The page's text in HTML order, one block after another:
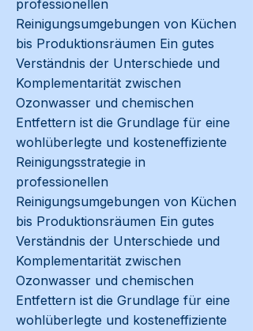
professionellen
Reinigungsumgebungen von Küchen
bis Produktionsräumen Ein gutes
Verständnis der Unterschiede und
Komplementarität zwischen
Ozonwasser und chemischen
Entfettern ist die Grundlage für eine
wohlüberlegte und kosteneffiziente
Reinigungsstrategie in
professionellen
Reinigungsumgebungen von Küchen
bis Produktionsräumen Ein gutes
Verständnis der Unterschiede und
Komplementarität zwischen
Ozonwasser und chemischen
Entfettern ist die Grundlage für eine
wohlüberlegte und kosteneffiziente